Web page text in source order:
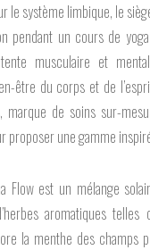
le système limbique, le
pendant un cours de
musculaire et
être du corps et de
marque de soins sur-
proposer une gamme
Flow est un mélange
aromatiques telles
la menthe des champs